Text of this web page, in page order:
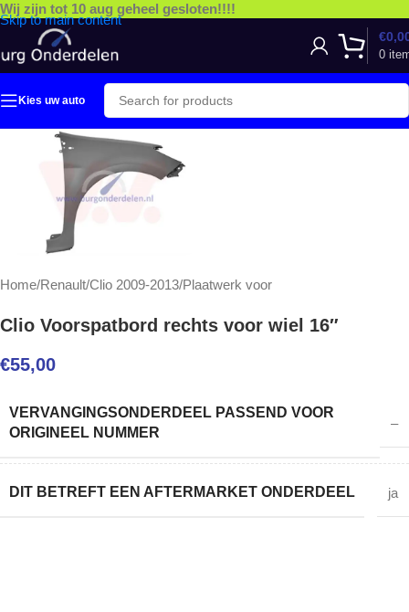
Skip to main content
Wij zijn tot 10 aug geheel gesloten!!!!
0
€
Kies uw auto
Home/Renault/Clio 2009-2013/Plaatwerk voor
Clio Voorspatbord rechts voor wiel 16″
€55,00
VERVANGINGSONDERDEEL PASSEND VOOR
ORIGINEEL NUMMER
–
DIT BETREFT EEN AFTERMARKET ONDERDEEL ja